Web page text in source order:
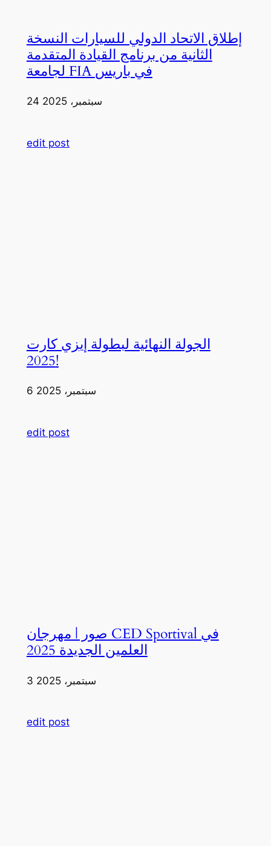
إطلاق الاتحاد الدولي للسيارات النسخة
الثانية من برنامج القيادة المتقدمة
لجامعة FIA في باريس
24 سبتمبر، 2025
edit post
الجولة النهائية لبطولة إيزي كارت
2025!
6 سبتمبر، 2025
edit post
صور | مهرجان CED Sportival في
العلمين الجديدة 2025
3 سبتمبر، 2025
edit post